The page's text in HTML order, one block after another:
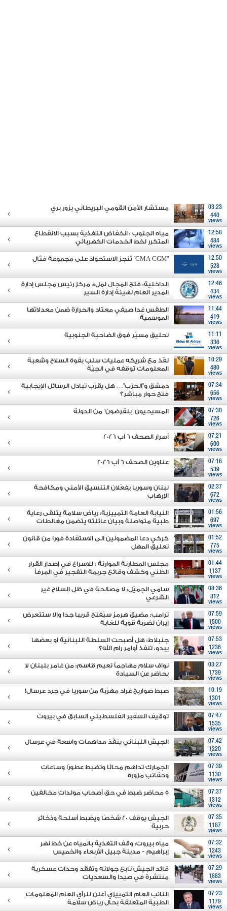
03:23
440
views
مستشار الأمن القومي البريطاني يزور بري
12:58
484
views
مياه الجنوب : انخفاض التغذية بسبب الانقطاع
المتكرر لخط الخدمات الكهربائي
12:50
528
views
"CMA CGM" تُنجز الاستحواذ على مجموعة فتّال
12:46
434
views
الداخلية: فتح المجال لملء مركز رئيس مجلس إدارة
المدير العام لهيئة إدارة السير
11:44
419
views
الطقس غدا صيفي معتاد والحرارة ضمن معدلاتها
الموسمية
11:11
336
views
تحليق مسيّر فوق الضاحية الجنوبية
10:29
480
views
نفّذ مع شريكه عمليات سلب بقوة السلاح وشعبة
المعلومات توقفه في الجِيّة
07:34
656
views
دمشق و"الحزب"… هل يقرّب تبادل الرسائل الإيجابية
فتح حوار مباشر؟
07:30
726
views
المسيحيون "ينقرضون" من الدولة
07:21
600
views
أسرار الصحف 6 آب 2026
07:16
539
views
عناوين الصحف 6 آب 2026
02:37
672
views
لبنان وسوريا يفعّلان التنسيق الأمني ومكافحة
الإرهاب
01:56
697
views
النيابة العامة التمييزية: رياض سلامة يتلقى رعاية
طبية متواصلة وبيان عائلته يتضمن مغالطات
01:52
775
views
كركي دعا المضمونين الى الاستفادة فورا من قانون
تعليق المهل
01:44
1137
views
مجلس المطارنة الموارنة : للاسراع في إصدار القرار
الظني وكشف وقائع جريمة التفجير في المرفأ
08:36
812
views
سامي الجميّل: لا مصالحة في ظل السلاح غير
الشرعي
07:59
1500
views
ترامب: مضيق هرمز سيُفتح قريبا جدا وإلا ستتعرض
إيران لضربة قوية للغاية
07:53
1236
views
جنبلاط: هل أصبحت السلطة اللبنانية او بعضها
يبدو، تنفذ أوامر رام الله؟
03:27
1739
views
نواف سلام مهاجماً نعيم قاسم: من غامر بلبنان لا
يحاضر عن السيادة
10:19
1301
views
ضبط صواريخ غراد مهرّبة من سوريا في جرد عرسال!
07:47
1535
views
توقيف السفير الفلسطيني السابق في بيروت
07:42
1220
views
الجيش اللبناني ينفّذ مداهمات واسعة في عرسال
07:39
1130
views
الجمارك تداهم محالًا وتضبط عطورًا وساعات
وحقائب مزورة
07:37
1312
views
5 محاضر ضبط في حق أصحاب مولدات مخالفين
07:35
1187
views
الجيش يوقف 20 شخصًا ويضبط أسلحة وذخائر
حربية
07:32
1243
views
مياه بيروت: وقف التغذية بالمياه عن خط نهر
إبراهيم - مدينة جبيل الأربعاء والخميس
07:29
1883
views
قائد الجيش تابع جولاته وتفقَد وحدات عسكرية
منتشرة في صيدا والسعديات
07:23
1179
views
النائب العام التمييزي أعلن للرأي العام المعلومات
الطبية المتعلقة بحال رياض سلامة